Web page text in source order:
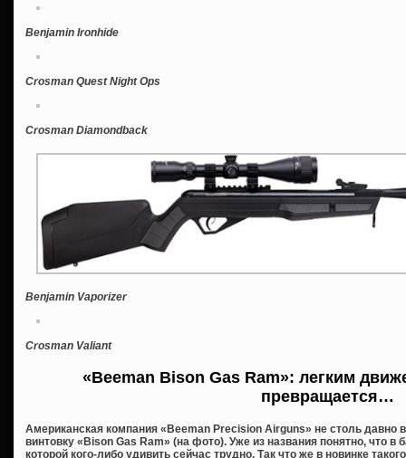
Benjamin Ironhide
Crosman Quest Night Ops
Crosman Diamondback
Benjamin Vaporizer
Crosman Valiant
«Beeman Bison Gas Ram»: легким
превращается…
Американская компания «Beeman Precision Airguns» не столь
винтовку «Bison Gas Ram» (на фото). Уже из названия понятно, что в
которой кого-либо удивить сейчас трудно. Так что же в новинке